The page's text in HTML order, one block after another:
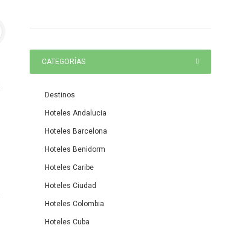
CATEGORÍAS
Destinos
Hoteles Andalucia
Hoteles Barcelona
Hoteles Benidorm
Hoteles Caribe
Hoteles Ciudad
Hoteles Colombia
Hoteles Cuba